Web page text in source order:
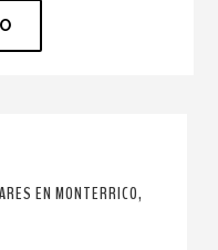
EN MONTERRICO,